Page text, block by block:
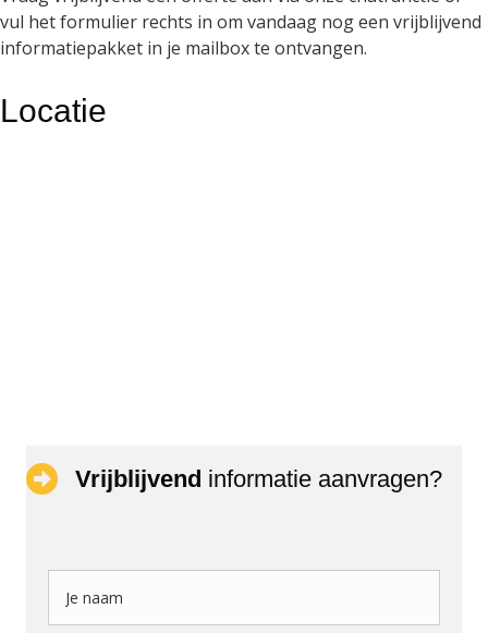
vul het formulier rechts in om vandaag nog een vrijblijvend
informatiepakket in je mailbox te ontvangen.
Locatie
Vrijblijvend informatie aanvragen?